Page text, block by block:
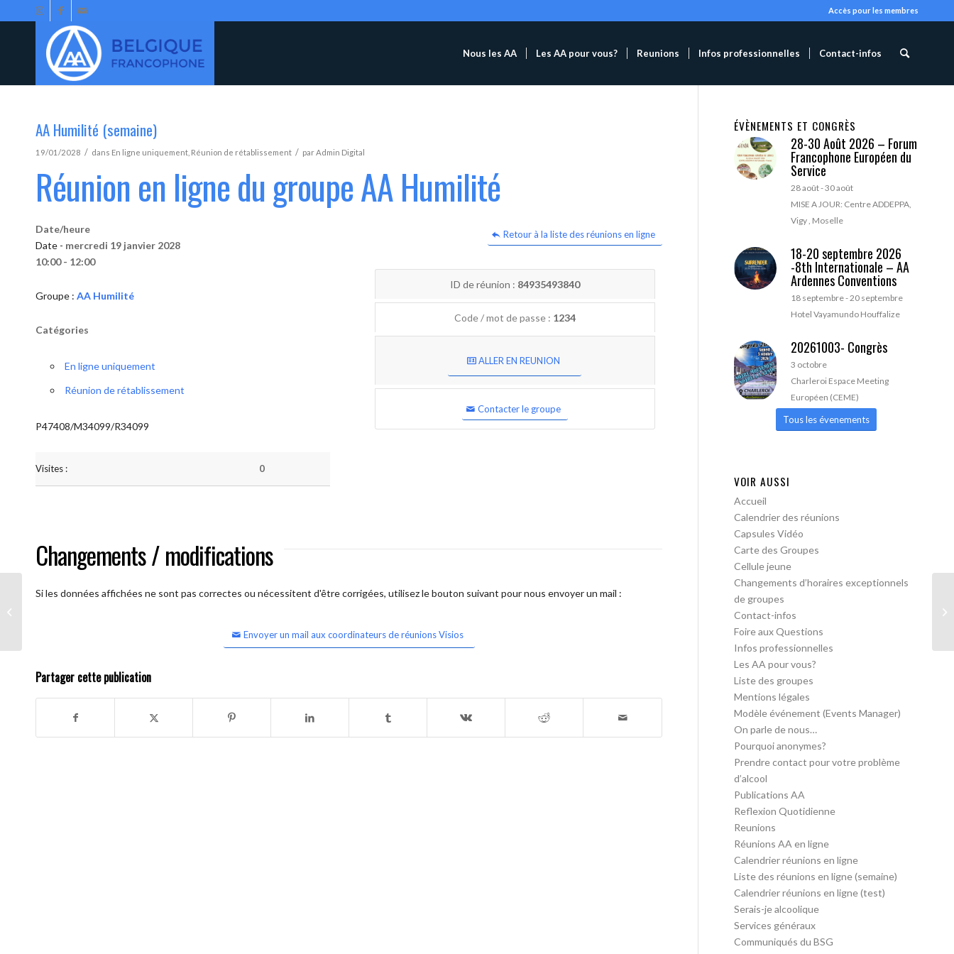
Accès pour les membres
Nous les AA Les AA pour vous? Reunions Infos professionnelles Contact-infos
AA Humilité (semaine)
19/01/2028 / dans En ligne uniquement Réunion de rétablissement / parAdmin Digital
Réunion en ligne du groupe AA Humilité
Retour à la liste des réunions en ligne
Date/heure
Date - mercredi 19 janvier 2028
10:00 - 12:00
Groupe : AA Humilité
Catégories
En ligne uniquement
Réunion de rétablissement
P47408/M34099/R34099
Visites : 0
ID de réunion : 84935493840
Code / mot de passe : 1234
ALLER EN REUNION
Contacter le groupe
Changements / modifications
Si les données affichées ne sont pas correctes ou nécessitent d'être corrigées, utilisez le bouton suivant pour nous envoyer un mail :
Envoyer un mail aux coordinateurs de réunions Visios
Partager cette publication
ÉVÈNEMENTS ET CONGRÈS
28-30 Août 2026 – Forum
Francophone Européen du
Service
28 août-30 août
MISE A JOUR: Centre ADDEPPA,
Vigy , Moselle
18-20 septembre 2026
-8th Internationale – AA
Ardennes Conventions
18 septembre-20 septembre
Hotel Vayamundo Houffalize
20261003- Congrès
3 octobre
Charleroi Espace Meeting
Européen (CEME)
Tous les évenements
VOIR AUSSI
Accueil
Calendrier des réunions
Capsules Vidéo
Carte des Groupes
Cellule jeune
Changements d’horaires exceptionnels
de groupes
Contact-infos
Foire aux Questions
Infos professionnelles
Les AA pour vous?
Liste des groupes
Mentions légales
Modèle événement (Events Manager)
On parle de nous…
Pourquoi anonymes?
Prendre contact pour votre problème
d’alcool
Publications AA
Reflexion Quotidienne
Reunions
Réunions AA en ligne
Calendrier réunions en ligne
Liste des réunions en ligne (semaine)
Calendrier réunions en ligne (test)
Serais-je alcoolique
Services généraux
Communiqués du BSG